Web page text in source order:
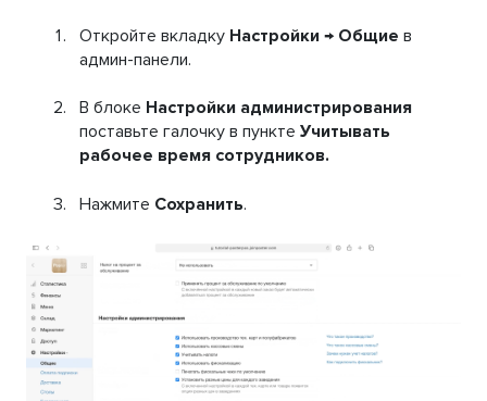
Откройте вкладку Настройки → Общие в
админ-панели.
В блоке Настройки администрирования
поставьте галочку в пункте Учитывать
рабочее время сотрудников.
Нажмите Сохранить.